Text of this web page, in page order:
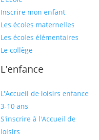
Inscrire mon enfant
Les écoles maternelles
Les écoles élémentaires
Le collège
L'enfance
L'Accueil de loisirs enfance
3-10 ans
S'inscrire à l'Accueil de
loisirs